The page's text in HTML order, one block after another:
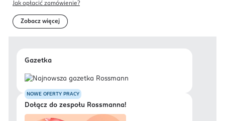
Jak opłacić zamówienie?
Zobacz więcej
Gazetka
NOWE OFERTY PRACY
Dołącz do zespołu Rossmanna!